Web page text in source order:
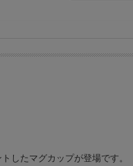
したマグカップが登場です。